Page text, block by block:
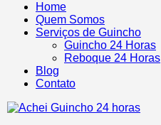
Home
Quem Somos
Serviços de Guincho
Guincho 24 Horas
Reboque 24 Horas
Blog
Contato